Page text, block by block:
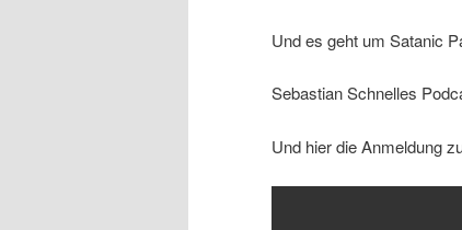
Und es geht um Satanic
Sebastian Schnelles
Und hier die Anmeldung